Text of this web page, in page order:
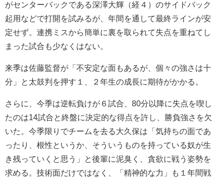
がセンターバックである深澤大輝（経４）のサイドバック
起用などで打開を試みるが、年間を通して最終ラインが安
定せず。連携ミスから簡単に裏を取られて失点を重ねてし
まった試合も少なくはない。
来季は佐藤監督が「不安定な面もあるが、個々の強さは十
分」と太鼓判を押す１、２年生の成長に期待がかかる。
さらに、今季は逆転負けが６試合、80分以降に失点を喫し
たのは14試合と終盤に決定的な得点を許し、勝負強さを欠
いた。今季限りでチームを去る大久保は「気持ちの面であ
ったり、根性というか、そういうものを持っている奴が生
き残っていくと思う」と後輩に泥臭く、貪欲に戦う姿勢を
求める。技術面だけではなく、「精神的な力」も１年間戦